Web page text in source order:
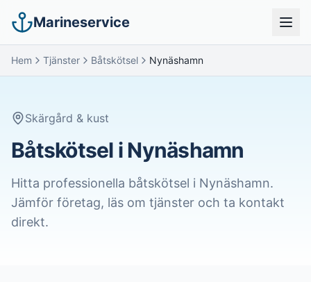
Marineservice
Hem Tjänster Båtskötsel Nynäshamn
Skärgård & kust
Båtskötsel i Nynäshamn
Hitta professionella båtskötsel i Nynäshamn.
Jämför företag, läs om tjänster och ta kontakt
direkt.